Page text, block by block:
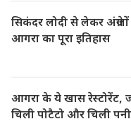
सिकंदर लोदी से लेकर
आगरा का पूरा इतिहास
आगरा के ये खास रेस्टोरेंट,
चिली पोटैटो और चिली